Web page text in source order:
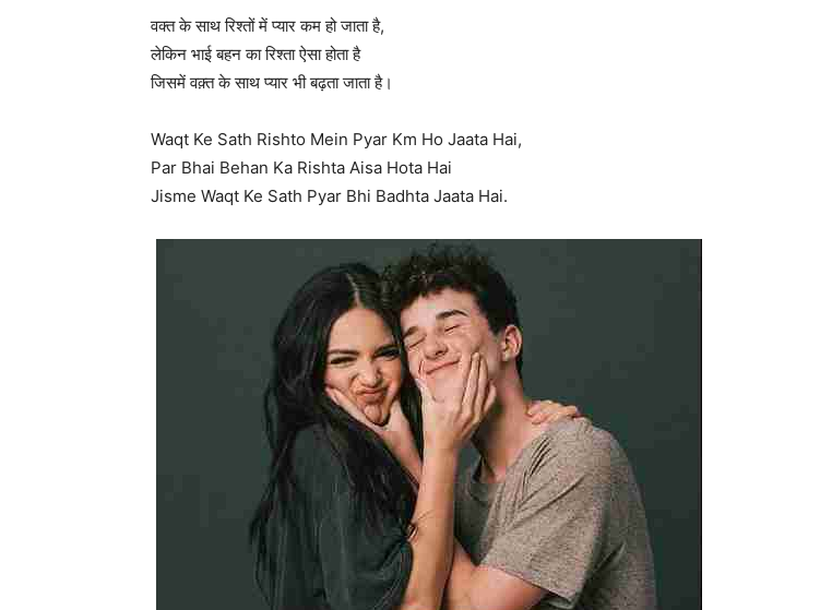
वक्त के साथ रिश्तों में प्यार कम हो जाता है,
लेकिन भाई बहन का रिश्ता ऐसा होता है
जिसमें वक़्त के साथ प्यार भी बढ़ता जाता है।
Waqt Ke Sath Rishto Mein Pyar Km Ho Jaata Hai,
Par Bhai Behan Ka Rishta Aisa Hota Hai
Jisme Waqt Ke Sath Pyar Bhi Badhta Jaata Hai.